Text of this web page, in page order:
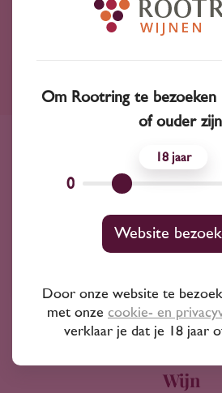
Ruim
4000+ wijnen in ons
Advies nodig?
Wij kunnen je altijd
Wijn
Om Rootring te bezoeken
of ouder
0
18
Website
Door onze website te
met onze cookie- en
verklaar je dat je 18 jaar